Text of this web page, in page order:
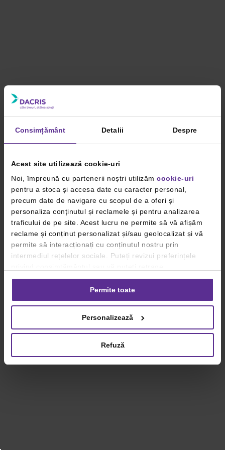
Consimțământ Detalii Despre
Acest site utilizează cookie-uri
Noi, împreună cu partenerii noștri utilizăm cookie-uri
pentru a stoca și accesa date cu caracter personal,
precum date de navigare cu scopul de a oferi și
personaliza conținutul și reclamele și pentru analizarea
traficului de pe site. Acest lucru ne permite să vă afișăm
reclame și conținut personalizat și/sau geolocalizat și vă
permite să interacționați cu conținutul nostru prin
intermediul rețelelor sociale. Puteți revizui preferințele
consimțământul oricând, făcând click pe linkul către
setările dvs. de cookie-uri.
privind utilizarea modulelor cookie.Detalii
Permite toate
Personalizează
Refuză